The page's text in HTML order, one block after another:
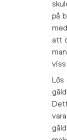
på
att
Lös